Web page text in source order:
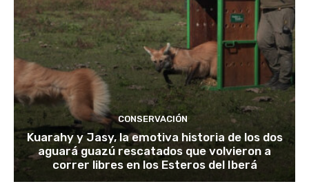
CONSERVACIÓN
Kuarahy y Jasy, la emotiva historia de los dos
aguará guazú rescatados que volvieron a
correr libres en los Esteros del Iberá